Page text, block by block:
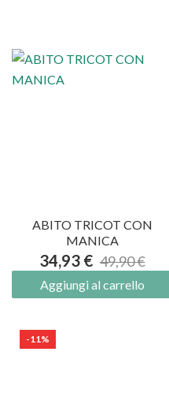
ABITO TRICOT CON
MANICA
34,93 € 49,90 €
Aggiungi al carrello
-11%